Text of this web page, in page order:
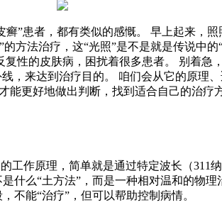
”患者，都有类似的感慨。 早上起来，
法治疗，这“光照”是不是就是传说中的
性的皮肤病，困扰着很多患者。 别着急
，来达到治疗目的。 咱们会从它的原理
更好地做出判断，找到适合自己的治
工作原理，简单就是通过特定波长（
什么“土方法”，而是一种相对温和的物
不能“治疗”，但可以帮助控制病情。